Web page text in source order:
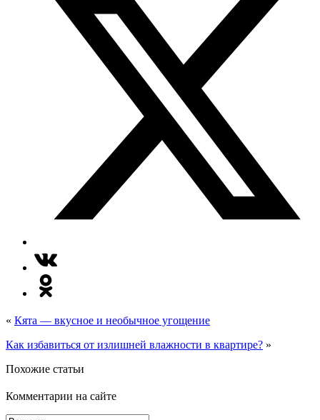
« Кята — вкусное и необычное угощение
Как избавиться от излишней влажности в квартире? »
Похожие статьи
Комментарии на сайте